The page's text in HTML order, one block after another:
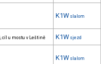
K1W slalom
cíl u mostu v Leštině K1W sjezd
K1W slalom